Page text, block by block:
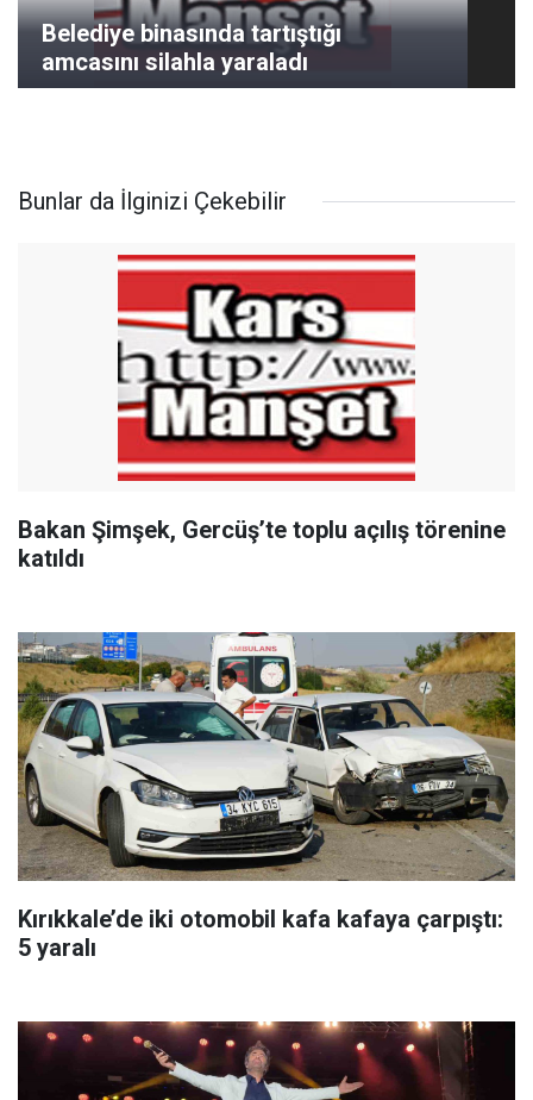
Belediye binasında tartıştığı
amcasını silahla yaraladı
Bunlar da İlginizi Çekebilir
Bakan Şimşek, Gercüş’te toplu açılış törenine
katıldı
Kırıkkale’de iki otomobil kafa kafaya çarpıştı:
5 yaralı